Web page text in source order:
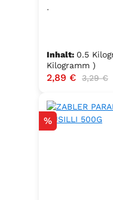
.
Inhalt: 0.5
Kilogramm )
Verkaufspreis:
2,89 € 3,29 €
Rabatt
%